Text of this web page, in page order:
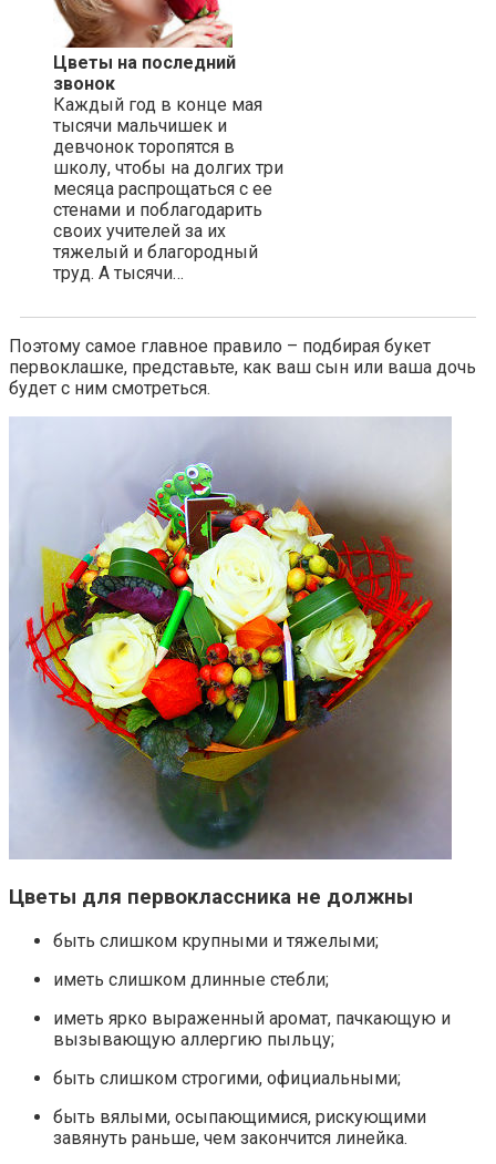
Цветы на последний
звонок
Каждый год в конце мая
тысячи мальчишек и
девчонок торопятся в
школу, чтобы на долгих три
месяца распрощаться с ее
стенами и поблагодарить
своих учителей за их
тяжелый и благородный
труд. А тысячи…
Поэтому самое главное правило – подбирая букет
первоклашке, представьте, как ваш сын или ваша дочь
будет с ним смотреться.
Цветы для первоклассника не должны
быть слишком крупными и тяжелыми;
иметь слишком длинные стебли;
иметь ярко выраженный аромат, пачкающую и
вызывающую аллергию пыльцу;
быть слишком строгими, официальными;
быть вялыми, осыпающимися, рискующими
завянуть раньше, чем закончится линейка.